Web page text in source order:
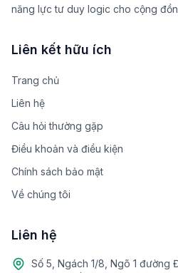
năng lực tư duy logic cho cộng
Liên kết hữu ích
Trang chủ
Liên hệ
Câu hỏi thường gặp
Điều khoản và điều kiện
Chính sách bảo mật
Về chúng tôi
Liên hệ
Số 5, Ngách 1/8, Ngõ 1 đường